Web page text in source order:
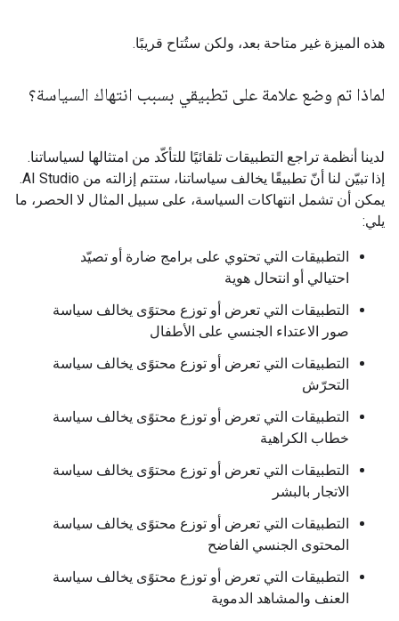
هذه الميزة غير متاحة بعد، ولكن ستُتاح قريبًا.
لماذا تم وضع علامة على تطبيقي بسبب انتهاك السياسة؟
لدينا أنظمة تراجع التطبيقات تلقائيًا للتأكّد من امتثالها لسياساتنا.
إذا تبيّن لنا أنّ تطبيقًا يخالف سياساتنا، ستتم إزالته من AI Studio.
يمكن أن تشمل انتهاكات السياسة، على سبيل المثال لا الحصر، ما
يلي:
التطبيقات التي تحتوي على برامج ضارة أو تصيّد
احتيالي أو انتحال هوية
التطبيقات التي تعرض أو توزع محتوًى يخالف سياسة
صور الاعتداء الجنسي على الأطفال
التطبيقات التي تعرض أو توزع محتوًى يخالف سياسة
التحرّش
التطبيقات التي تعرض أو توزع محتوًى يخالف سياسة
خطاب الكراهية
التطبيقات التي تعرض أو توزع محتوًى يخالف سياسة
الاتجار بالبشر
التطبيقات التي تعرض أو توزع محتوًى يخالف سياسة
المحتوى الجنسي الفاضح
التطبيقات التي تعرض أو توزع محتوًى يخالف سياسة
العنف والمشاهد الدموية